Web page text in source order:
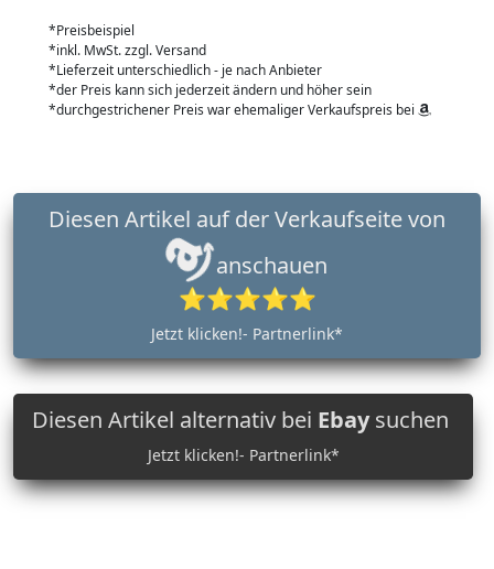
*Preisbeispiel
*inkl. MwSt. zzgl. Versand
*Lieferzeit unterschiedlich - je nach Anbieter
*der Preis kann sich jederzeit ändern und höher sein
*durchgestrichener Preis war ehemaliger Verkaufspreis bei
anschauen
⭐⭐⭐⭐⭐
Jetzt klicken!- Partnerlink*
Diesen Artikel alternativ bei Ebaysuchen
Jetzt klicken!- Partnerlink*